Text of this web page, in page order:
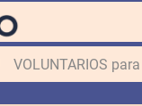
VOLUNTARIOS